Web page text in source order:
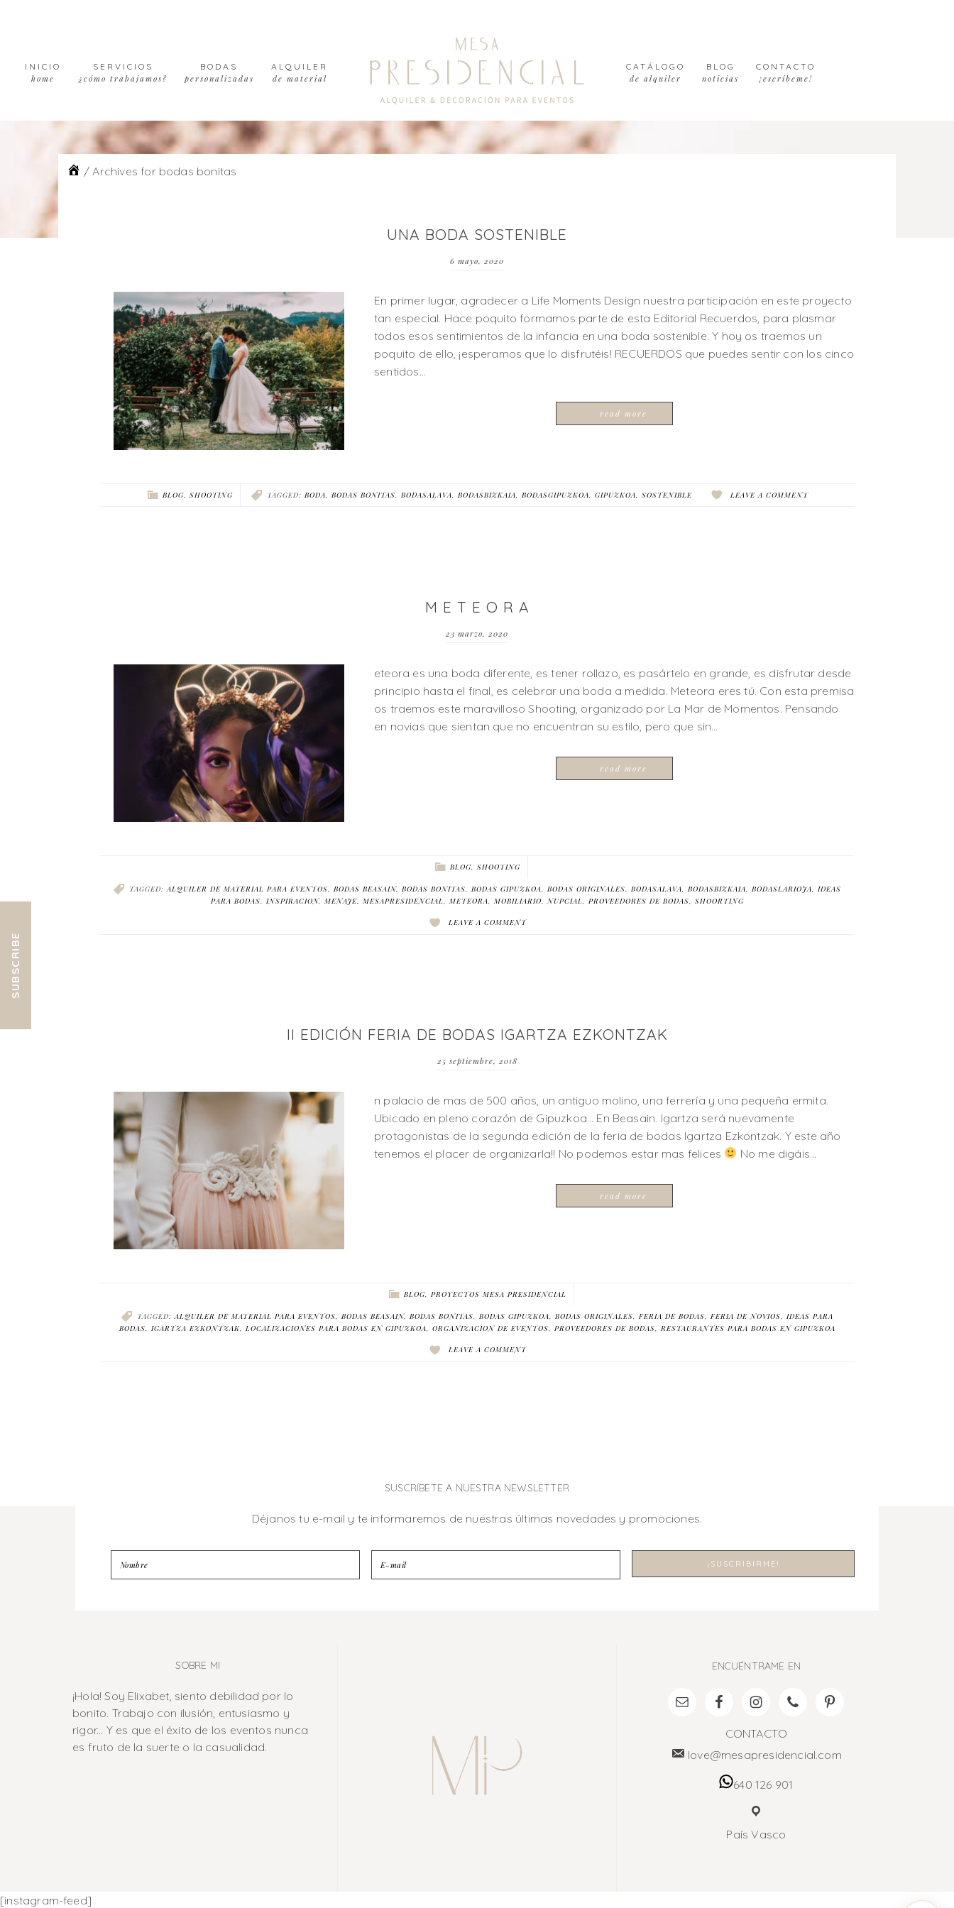
navigation
contentINICIO
home
SERVICIOS
¿cómo trabajamos?
BODAS
personalizadas
ALQUILER
de material
CATÁLOGO
de alquiler
BLOG
noticias
CONTACTO
¡escríbeme!
/ Archives for bodas bonitas
UNA BODA SOSTENIBLE
6 mayo, 2020
En primer lugar, agradecer a Life Moments Design nuestra participación en este proyecto
tan especial. Hace poquito formamos parte de esta Editorial Recuerdos, para plasmar
todos esos sentimientos de la infancia en una boda sostenible. Y hoy os traemos un
poquito de ello, ¡esperamos que lo disfrutéis! RECUERDOS que puedes sentir con los cinco
sentidos…
read more
BLOG, SHOOTING TAGGED: BODA, BODAS BONITAS, BODASALAVA, BODASBIZKAIA, BODASGIPUZKOA, GIPUZKOA, SOSTENIBLE LEAVE A COMMENT
M E T E O R A
23 marzo, 2020
eteora es una boda diferente, es tener rollazo, es pasártelo en grande, es disfrutar desde
principio hasta el final, es celebrar una boda a medida. Meteora eres tú. Con esta premisa
os traemos este maravilloso Shooting, organizado por La Mar de Momentos. Pensando
en novias que sientan que no encuentran su estilo, pero que sin…
read more
BLOG, SHOOTING
TAGGED:ALQUILER DE MATERIAL PARA EVENTOS, BODAS BEASAIN, BODAS BONITAS, BODAS GIPUZKOA, BODAS ORIGINALES, BODASALAVA, BODASBIZKAIA, BODASLARIOJA, IDEAS
PARA BODAS, INSPIRACION, MENAJE, MESAPRESIDENCIAL, METEORA, MOBILIARIO,NUPCIAL, PROVEEDORES DE BODAS, SHOORTING
LEAVE A COMMENT
II EDICIÓN FERIA DE BODAS IGARTZA EZKONTZAK
25 septiembre, 2018
n palacio de mas de 500 años, un antiguo molino, una ferrería y una pequeña ermita.
Ubicado en pleno corazón de Gipuzkoa… En Beasain. Igartza será nuevamente
protagonistas de la segunda edición de la feria de bodas Igartza Ezkontzak. Y este año
tenemos el placer de organizarla!! No podemos estar mas felices
No me digáis…
read more
BLOG, PROYECTOS MESA PRESIDENCIAL
TAGGED:ALQUILER DE MATERIAL PARA EVENTOS, BODAS BEASAIN, BODAS BONITAS, BODAS GIPUZKOA, BODAS ORIGINALES, FERIA DE BODAS, FERIA DE NOVIOS, IDEAS PARA
BODAS, IGARTZA EZKONTZAK, LOCALIZACIONES PARA BODAS EN GIPUZKOA, ORGANIZACION DE EVENTOS, PROVEEDORES DE BODAS, RESTAURANTES PARA BODAS EN GIPUZKOA
LEAVE A COMMENT
SUSCRÍBETE A NUESTRA NEWSLETTER
Déjanos tu e-mail y te informaremos de nuestras últimas novedades y promociones.
SOBRE MI
¡Hola! Soy Elixabet, siento debilidad por lo
bonito. Trabajo con ilusión, entusiasmo y
rigor... Y es que el éxito de los eventos nunca
es fruto de la suerte o la casualidad.
ENCUÉNTRAME EN
CONTACTO
love@mesapresidencial.com
640 126 901
País Vasco
[instagram-feed]
SUBSCRIBE